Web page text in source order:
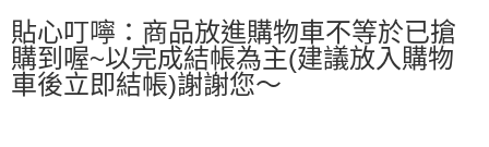
貼心叮嚀：商品放進購物車不等於已搶
購到喔~以完成結帳為主(建議放入購物
車後立即結帳)謝謝您～